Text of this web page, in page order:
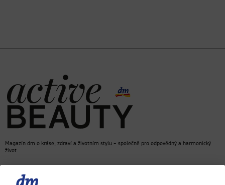
Magazín dm o kráse, zdraví a životním stylu – společně pro odpovědný a harmonický
život.